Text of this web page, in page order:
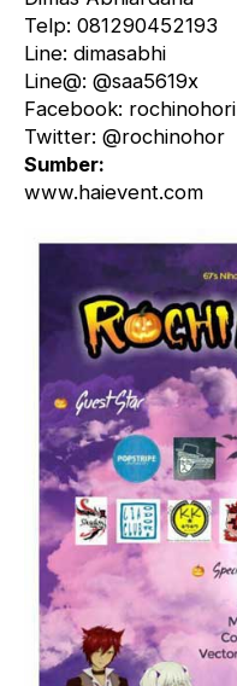
Telp: 081290452193
Line: dimasabhi
Line@: @saa5619x
Facebook: rochinohori
Twitter: @rochinohor
Sumber:
www.haievent.com